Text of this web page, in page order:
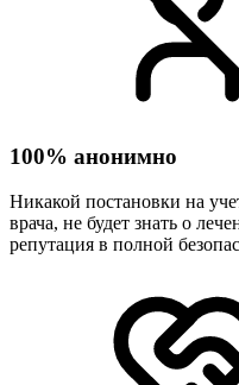
100% анонимно
Никакой постановки на
врача, не будет знать о
репутация в полной